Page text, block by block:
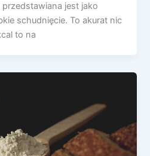
jest jako
schudnięcie. To akurat nic
to na